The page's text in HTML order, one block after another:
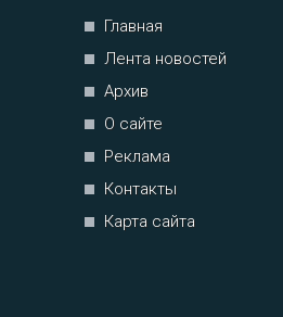
Главная
Лента новостей
Архив
О сайте
Реклама
Контакты
Карта сайта